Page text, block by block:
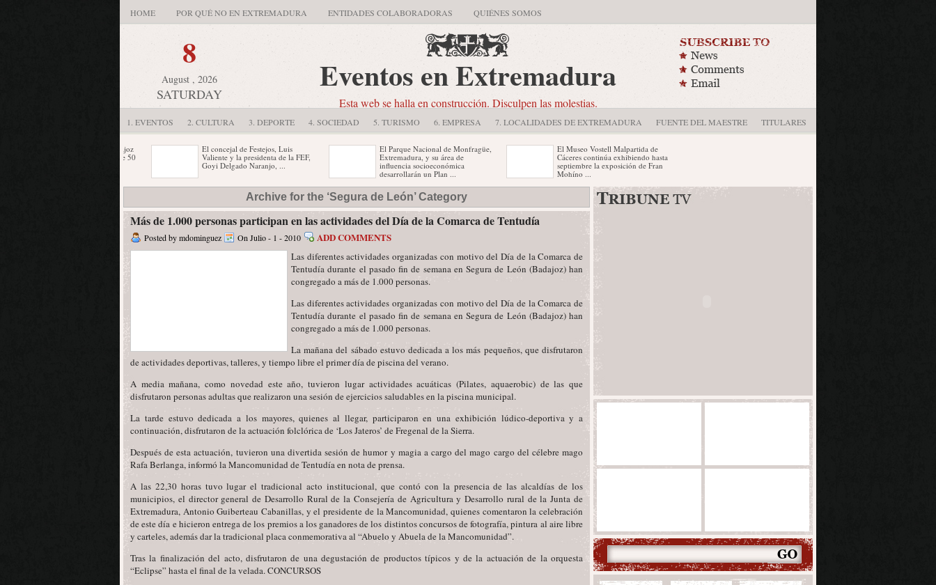
HOME POR QUÉ NO EN EXTREMADURA ENTIDADES COLABORADORAS QUIÉNES SOMOS
8
August , 2026
SATURDAY Eventos en Extremadura
Esta web se halla en construcción. Disculpen las molestias.
1. EVENTOS 2. CULTURA 3. DEPORTE 4. SOCIEDAD 5. TURISMO 6. EMPRESA 7. LOCALIDADES DE EXTREMADURA FUENTE DEL MAESTRE TITULARES
El concejal de Festejos, Luis
Valiente y la presidenta de la FEF,
Goyi Delgado Naranjo, ...
El Parque Nacional de Monfragüe,
Extremadura, y su área de
influencia socioeconómica
desarrollarán un Plan ...
El Museo Vostell Malpartida de
Cáceres continúa exhibiendo hasta
septiembre la exposición de Fran
Mohíno ...
Cocemfe de Badajoz informará a la
ciudadanía sobre la adaptación de
los vehículos para personas ...
En la sede pacense se ha
programado un ciclo dedicado a la
figura del realizador ...
Aficionados y profesionales de la
fotografía participarán el próximo
sábado 16 de mayo en el ...
Archive for the ‘Segura de León’ Category
Más de 1.000 personas participan en las actividades del Día de la Comarca de Tentudía
Posted by mdominguez On Julio - 1 - 2010 ADD COMMENTS
Las diferentes actividades organizadas con motivo del Día de la Comarca de
Tentudía durante el pasado fin de semana en Segura de León (Badajoz) han
congregado a más de 1.000 personas.
Las diferentes actividades organizadas con motivo del Día de la Comarca de
Tentudía durante el pasado fin de semana en Segura de León (Badajoz) han
congregado a más de 1.000 personas.
La mañana del sábado estuvo dedicada a los más pequeños, que disfrutaron
de actividades deportivas, talleres, y tiempo libre el primer día de piscina del verano.
A media mañana, como novedad este año, tuvieron lugar actividades acuáticas (Pilates, aquaerobic) de las que
disfrutaron personas adultas que realizaron una sesión de ejercicios saludables en la piscina municipal.
La tarde estuvo dedicada a los mayores, quienes al llegar, participaron en una exhibición lúdico-deportiva y a
continuación, disfrutaron de la actuación folclórica de ‘Los Jateros’ de Fregenal de la Sierra.
Después de esta actuación, tuvieron una divertida sesión de humor y magia a cargo del mago cargo del célebre mago
Rafa Berlanga, informó la Mancomunidad de Tentudía en nota de prensa.
A las 22,30 horas tuvo lugar el tradicional acto institucional, que contó con la presencia de las alcaldías de los
municipios, el director general de Desarrollo Rural de la Consejería de Agricultura y Desarrollo rural de la Junta de
Extremadura, Antonio Guiberteau Cabanillas, y el presidente de la Mancomunidad, quienes comentaron la celebración
de este día e hicieron entrega de los premios a los ganadores de los distintos concursos de fotografía, pintura al aire libre
y carteles, además dar la tradicional placa conmemorativa al “Abuelo y Abuela de la Mancomunidad”.
Tras la finalización del acto, disfrutaron de una degustación de productos típicos y de la actuación de la orquesta
“Eclipse” hasta el final de la velada. CONCURSOS